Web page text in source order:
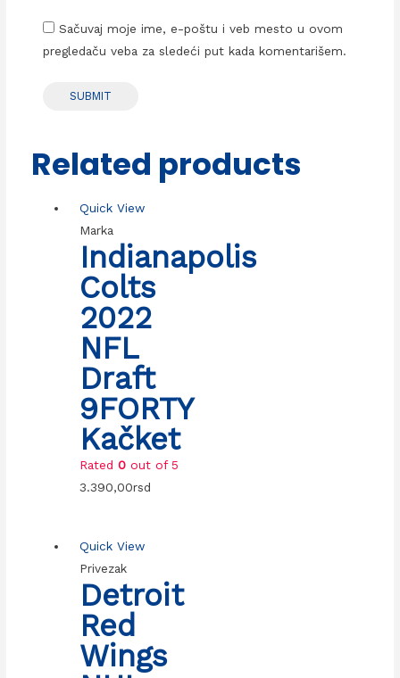
Sačuvaj moje ime, e-poštu i veb mesto u ovom
pregledaču veba za sledeći put kada komentarišem.
Related products
Quick View
Marka
Indianapolis
Colts
2022
NFL
Draft
9FORTY
Kačket
Rated0 out of 5
3.390,00rsd
Quick View
Privezak
Detroit
Red
Wings